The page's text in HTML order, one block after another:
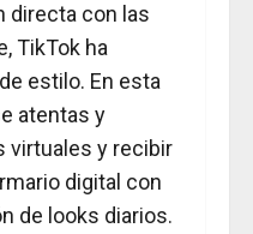
directa con las
TikTok ha
estilo. En esta
atentas y
virtuales y recibir
digital con
de looks diarios.